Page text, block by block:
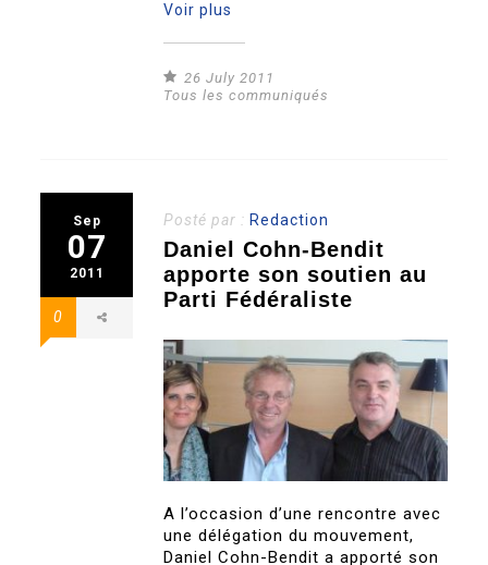
Voir plus
26 July 2011
Tous les communiqués
Sep
07
2011
0
Posté par : Redaction
Daniel Cohn-Bendit
apporte son soutien au
Parti Fédéraliste
A l’occasion d’une rencontre avec
une délégation du mouvement,
Daniel Cohn-Bendit a apporté son